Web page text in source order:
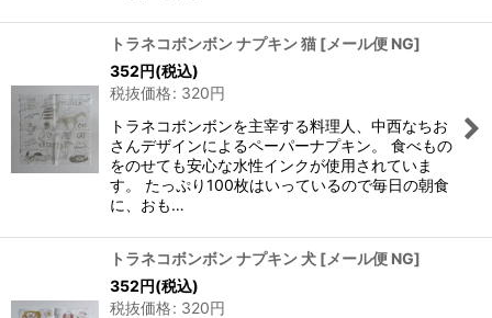
トラネコボンボン ナプキン 猫 [メール便 NG]
352円(税込)
税抜価格: 320円
トラネコボンボンを主宰する料理人、中西なちお
さんデザインによるペーパーナプキン。 食べもの
をのせても安心な水性インクが使用されていま
す。 たっぷり100枚はいっているので毎日の朝食
に、おも…
トラネコボンボン ナプキン 犬 [メール便 NG]
352円(税込)
税抜価格: 320円